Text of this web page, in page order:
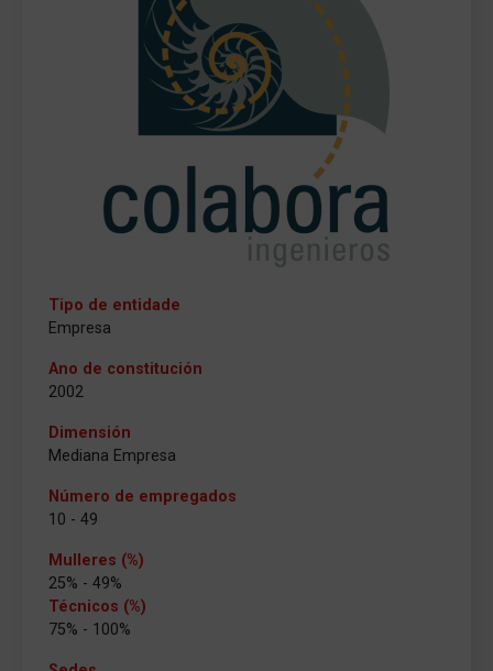
Tipo de entidade
Empresa
Ano de constitución
2002
Dimensión
Mediana Empresa
Número de empregados
10 - 49
Mulleres (%)
25% - 49%
Técnicos (%)
75% - 100%